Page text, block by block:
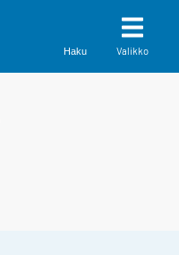
Haku Valikko